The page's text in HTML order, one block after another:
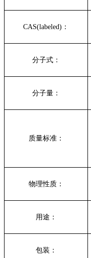
CAS(labeled) ：
分子式：
分子量：
质量标准：
物理性质：
用途：
包装：